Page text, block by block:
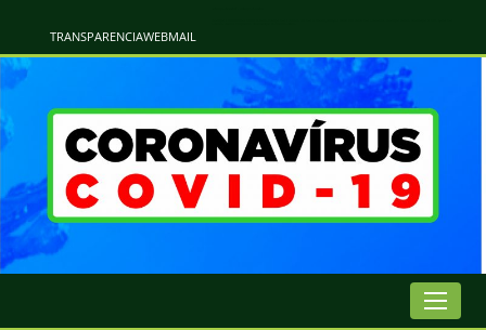
TRANSPARENCIAWEBMAIL